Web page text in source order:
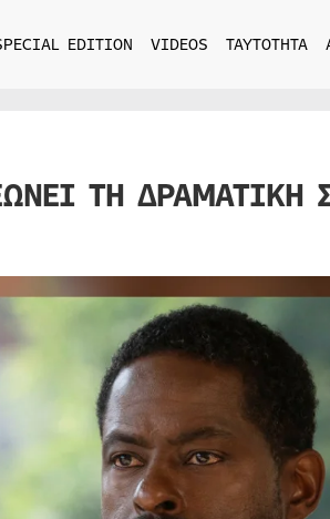
EDITION VIDEOS ΤΑΥΤΟΤΗΤΑ
ΤΗ ΔΡΑΜΑΤΙΚΗ